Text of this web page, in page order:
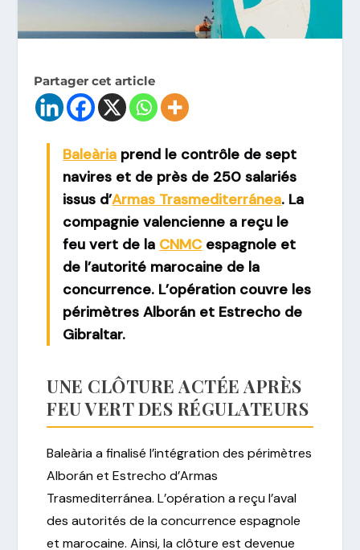
Partager cet article
Baleària prend le contrôle desept
navires et de près de 250 salariés
issus d’Armas Trasmediterránea. La
compagnie valencienne a reçu le
feu vert de la CNMC espagnole et
de l’autorité marocaine de la
concurrence. L’opération couvre les
périmètres Alborán et Estrecho de
Gibraltar.
UNE CLÔTURE ACTÉE APRÈS
FEU VERT DES RÉGULATEURS
Baleària a finalisé l’intégration des périmètres
Alborán et Estrecho d’Armas
Trasmediterránea. L’opération a reçu l’aval
des autorités de la concurrence espagnole
et marocaine. Ainsi, la clôture est devenue